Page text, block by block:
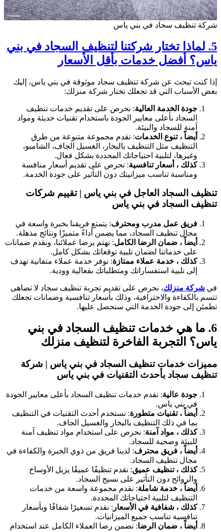
شركة تنظيف سجاد في بني ياس
5. لماذا تختار شركتنا لتنظيف السجاد في بني
ياس؟ أفضل خدمات بأقل الأسعار
إذا كنت تبحث عن شركة تنظيف سجاد موثوقة في بني ياس، إليك
بعض الأسباب التي قد تجعلك تختار شركة منزلك:
جودة الخدمة العالية: نحرص على تقديم خدمات تنظيف
السجاد بأعلى معايير الجودة باستخدام تقنيات حديثة ومواد
آمنة للسجاد والبيئة.
أيضاً ، تنوع الخدمات: نقدم مجموعة متنوعة من طرق
التنظيف مثل التنظيف بالبخار، الغسيل الجاف، الشامبو،
وغيرها، لتلبية احتياجاتك المحددة بشكل فعال.
كذلك ، أسعار تنافسية: نحرص على تقديم أسعار منافسة
ومناسبة تناسب ميزانيتك دون التأثير على جودة الخدمة.
تنظيف السجاد العاجل في بني ياس | تقييم شركات
تنظيف السجاد في بني ياس
فريق عمل مدرب ومحترف: يتمتع فريقنا بخبرة واسعة في
مجال تنظيف السجاد، مما يضمن أداءً متميزًا ونتائج مذهلة.
أيضاً ، ضمان الرضا الكامل: نهتم برضا عملائنا، ونقدم ضمانات
على خدماتنا لضمان تلبية توقعاتك بشكل كامل.
كذلك ، خدمة عملاء ممتازة: نوفر خدمة عملاء متفانية تهدف
إلى تلبية استفساراتك ومتطلباتك بفعالية وودية.
في شركة منزلك، نحرص على تقديم تجربة تنظيف سجاد لا تضاهى
تتسم بالكفاءة والاحترافية، وذلك بأسعار تنافسية وضمانات تجعلك
تطمئن إلى جودة الخدمة التي ستحصل عليها.
6. ما هي خدمات تنظيف السجاد في بني
ياس؟ التجربة الفاخرة لتنظيف منزلك
مميزات خدمات تنظيف السجاد في بني ياس | شركة
تنظيف سجاد بأحدث التقنيات في بني ياس
جودة عالية: نقدم خدمات تنظيف السجاد بأعلى معايير الجودة
في بني ياس.
أيضاً ، تقنيات متطورة: نستخدم أحدث التقنيات في التنظيف
بما في ذلك التنظيف بالبخار والغسيل الجاف.
كذلك ، مواد آمنة: نحرص على استخدام مواد تنظيف آمنة
للبيئة وصحية للسجاد.
أيضاً ، فريق محترف: لدينا فريق من ذوي الخبرة والكفاءة في
مجال تنظيف السجاد.
كذلك ، تنظيف عميق: نقدم تنظيفًا عميقًا يزيل الأوساخ
والروائح دون التأثير على نسيج السجاد.
أيضاً ، خدمة شاملة: نقدم مجموعة واسعة من خدمات
التنظيف لتلبية احتياجاتك المحددة.
كذلك ، شفافية في الأسعار : نقدم تسعيرًا شفافًا وبأسعار
تنافسية تناسب جميع الميزانيات.
أيضاً ، ضمان الرضا: نضمن رضا العملاء الكامل عند استخدام